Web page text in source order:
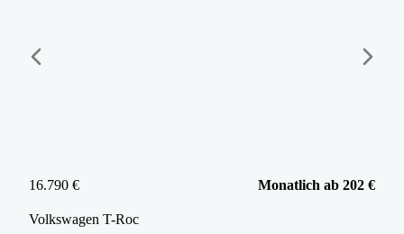
16.790 € Monatlich ab 202 €
Volkswagen T-Roc